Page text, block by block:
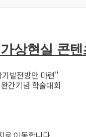
상현실 콘
발전방안 마련"
간기념 학술대회